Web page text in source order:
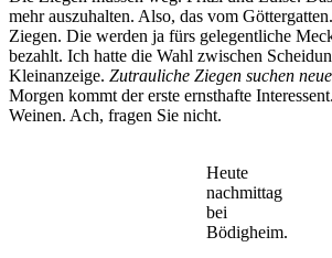
mehr auszuhalten. Also, das vom
Ziegen. Die werden ja fürs gelegentliche
bezahlt. Ich hatte die Wahl zwischen
Kleinanzeige. Zutrauliche Ziegen suchen
Morgen kommt der erste ernsthafte
Weinen. Ach, fragen Sie nicht.
Heute
nachmittag
bei
Bödigheim.